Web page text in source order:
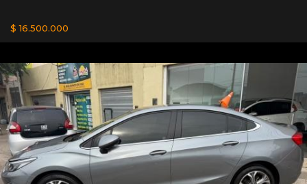
$ 16.500.000